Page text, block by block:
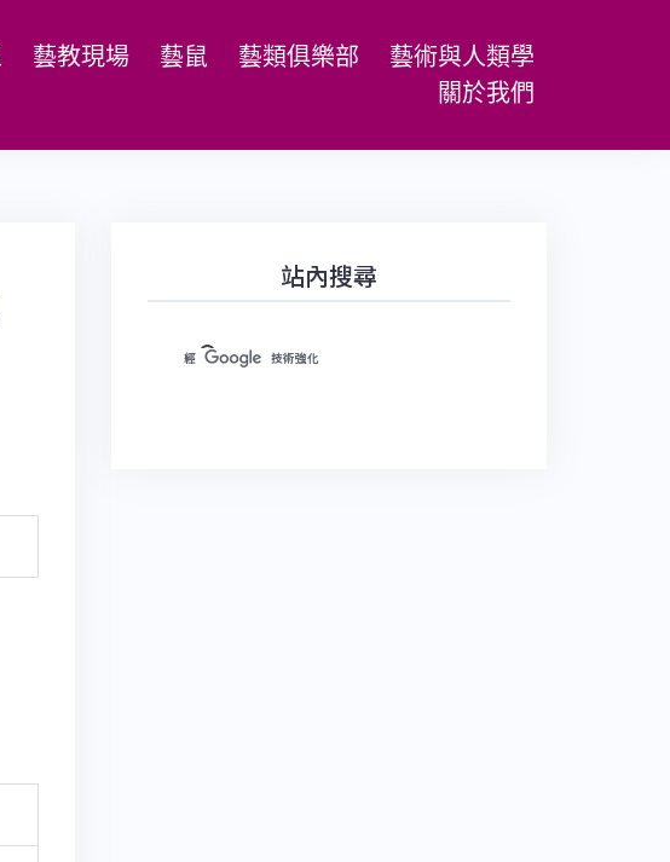
藝教現場 藝鼠 藝類俱樂部
藝術與人類學
關於我們
站內搜尋